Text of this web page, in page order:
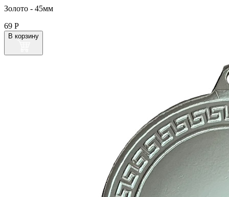
Золото - 45мм
69 Р
В корзину